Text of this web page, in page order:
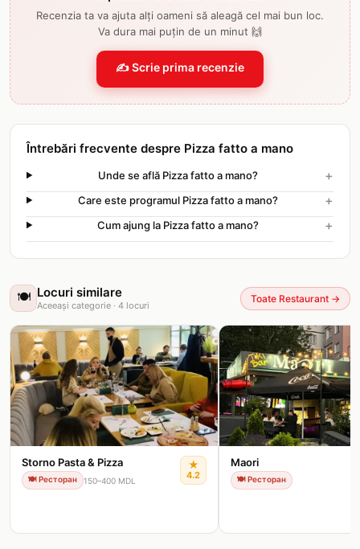
Recenzia ta va ajuta alți oameni să aleagă cel mai bun loc.
Va dura mai puțin de un minut 🙌
✍️ Scrie prima recenzie
Întrebări frecvente despre Pizza fatto a mano
Unde se află Pizza fatto a mano? +
Care este programul Pizza fatto a mano? +
Cum ajung la Pizza fatto a mano? +
🍽️ Locuri similare
Aceeași categorie · 4 locuri
Toate Restaurant →
Storno Pasta & Pizza
🍽️Ресторан 150–400 MDL
★
4.2
Maori
🍽️Ресторан